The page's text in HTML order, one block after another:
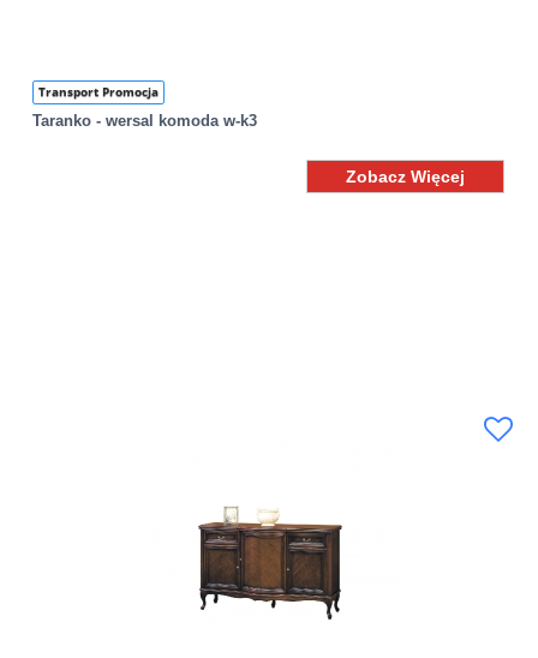
Transport Promocja
Taranko - wersal komoda w-k3
Zobacz Więcej